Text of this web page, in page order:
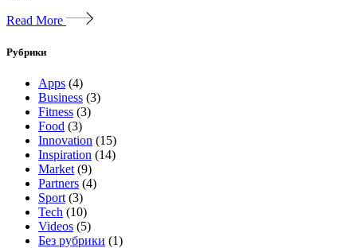
Read More
Рубрики
Apps (4)
Business (3)
Fitness (3)
Food (3)
Innovation (15)
Inspiration (14)
Market (9)
Partners (4)
Sport (3)
Tech (10)
Videos (5)
Без рубрики (1)